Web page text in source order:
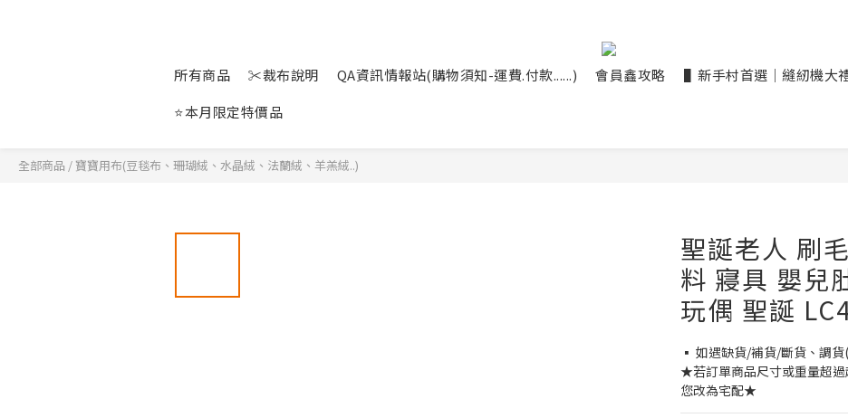
所有商品 ✂裁布說明 QA資訊情報站(購物須知-運費.付款......) 會員鑫攻略
▌新手村首選｜縫紉機大
⭐本月限定特價品
全部商品 /寶寶用布(豆毯布、珊瑚絨、水晶絨、法蘭絨、羊羔絨..)
聖誕老人 刷
料 寢具 嬰兒
玩偶 聖誕
▪ 如遇缺貨/補貨/斷貨、調
★若訂單商品尺寸或重量超
您改為宅配★